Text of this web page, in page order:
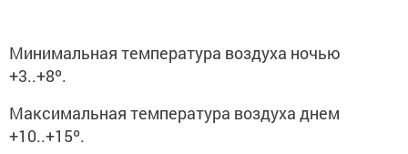
Минимальная температура воздуха ночью
+3..+8º.
Максимальная температура воздуха днем
+10..+15º.